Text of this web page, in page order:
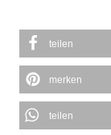
teilen
merken
teilen